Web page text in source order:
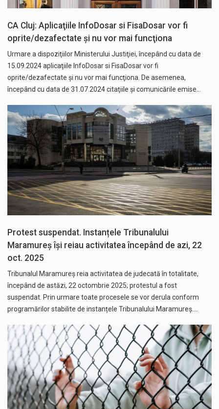
CA Cluj: Aplicaţiile InfoDosar si FisaDosar vor fi
oprite/dezafectate şi nu vor mai funcţiona
Urmare a dispoziţiilor Ministerului Justiţiei, începând cu data de
15.09.2024 aplicaţiile InfoDosar si FisaDosar vor fi
oprite/dezafectate şi nu vor mai funcţiona. De asemenea,
începând cu data de 31.07.2024 citaţiile şi comunicările emise…
Protest suspendat. Instanțele Tribunalului
Maramureș își reiau activitatea începând de azi, 22
oct. 2025
Tribunalul Maramureș reia activitatea de judecată în totalitate,
începând de astăzi, 22 octombrie 2025; protestul a fost
suspendat. Prin urmare toate procesele se vor derula conform
programărilor stabilite de instanțele Tribunalului Maramureș.…